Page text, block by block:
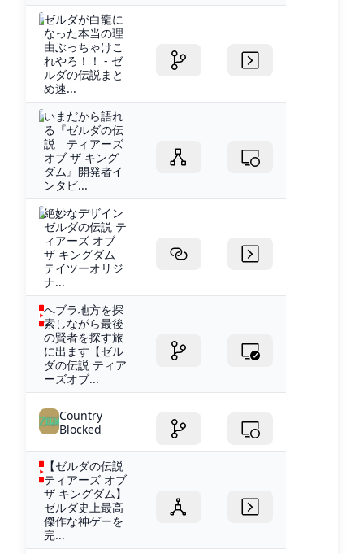
ゼルダが白龍に
なった本当の理
由ぶっちゃけこ
れやろ！！ - ゼ
ルダの伝説まと
め速...
いまだから語れ
る『ゼルダの伝
説 ティアーズ
オブ ザ キング
ダム』開発者イ
ンタビ...
絶妙なデザイン
ゼルダの伝説 テ
ィアーズ オブ
ザ キングダム
テイツーオリジ
ナ...
へブラ地方を探
索しながら最後
の賢者を探す旅
に出ます【ゼル
ダの伝説 ティア
ーズオブ...
Country
Blocked
【ゼルダの伝説
ティアーズ オブ
ザ キングダム】
ゼルダ史上最高
傑作な神ゲーを
完...